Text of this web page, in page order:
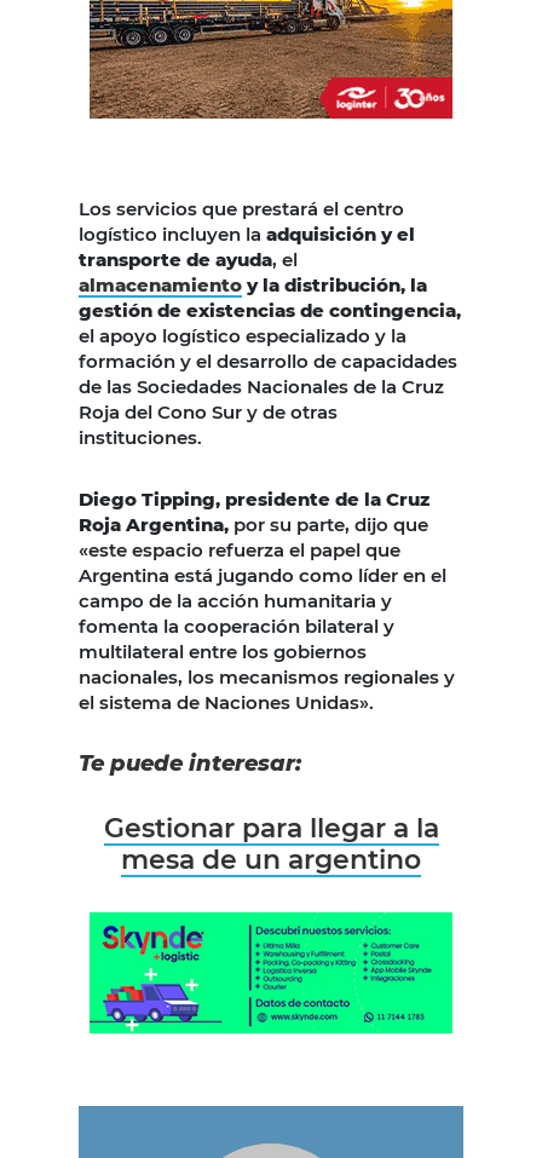
Los servicios que prestará el centro
logístico incluyen la adquisición y el
transporte de ayuda, el
almacenamiento y la distribución, la
gestión de existencias de contingencia,
el apoyo logístico especializado y la
formación y el desarrollo de capacidades
de las Sociedades Nacionales de la Cruz
Roja del Cono Sur y de otras
instituciones.
Diego Tipping, presidente de la Cruz
Roja Argentina, por su parte, dijo que
«este espacio refuerza el papel que
Argentina está jugando como líder en el
campo de la acción humanitaria y
fomenta la cooperación bilateral y
multilateral entre los gobiernos
nacionales, los mecanismos regionales y
el sistema de Naciones Unidas».
Te puede interesar:
Gestionar para llegar a la
mesa de un argentino